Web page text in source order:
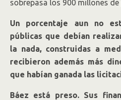
sobrepasa los 900 millones de
Un porcentaje aun no
públicas que debían
la nada, construidas a
recibieron además más
que habían ganada las
Báez está preso. Sus